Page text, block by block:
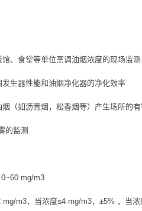
食堂等单位烹调油烟浓度的现场监测
器性能和油烟净化器的净化效率
如沥青烟，松香烟等）产生场所的有
监测
mg/m3
m3，当浓度≤4 mg/m3，±5% ，当浓